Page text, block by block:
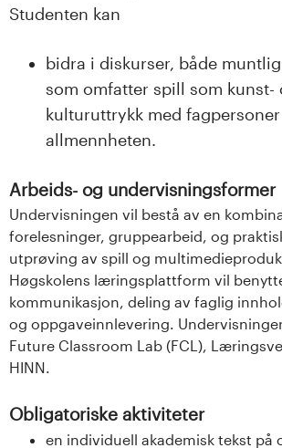
Studenten kan
bidra i diskurser, både
som omfatter spill som kunst-
kulturuttrykk med
allmennheten.
Arbeids- og undervisningsformer
Undervisningen vil bestå av en
forelesninger, gruppearbeid, og
utprøving av spill og
Høgskolens læringsplattform vil
kommunikasjon, deling av faglig
og oppgaveinnlevering.
Future Classroom Lab (FCL),
HINN.
Obligatoriske aktiviteter
en individuell akademisk tekst på